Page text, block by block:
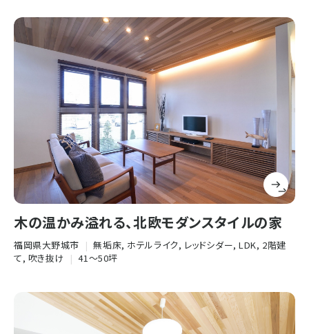
木の温かみ溢れる、北欧モダンスタイルの家
福岡県大野城市 | 無垢床, ホテルライク, レッドシダー, LDK, 2階建
て, 吹き抜け
| 41〜50坪